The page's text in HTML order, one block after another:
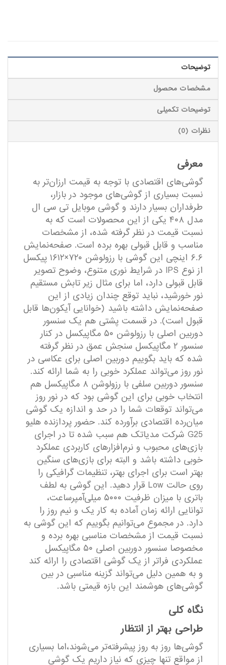
توضیحات
مشخصات محصول
توضیحات تکمیلی
نظرات (0)
معرفی
گوشی‌های اقتصادی با توجه به قیمت ارزان‌تر به
نسبت بسیاری از گوشی‌های موجود در بازار،
طرفداران بسیار دارند و گوشی موبایل تی سی ال
مدل ۴۰۸ یکی از این محصولات است که به
نسبت قیمت در نظر گرفته شده، از مشخصات
مناسب و قابل قبولی بهره برده است. صفحه‌نمایش
۶.۶ اینچی این گوشی با رزولوشن ۷۲۰×۱۶۱۲ پیکسل
از نوع IPS در شرایط نوری متنوع، وضوح تصویر
قابل قبولی دارد، اما برای مثال زیر تابش مستقیم
نور خورشید، نباید توقع چندان زیادی از این
صفحه‌نمایش داشته باشید (خوانایی آیکون‌ها قابل
قبول است). در قسمت پشتی هم یک سنسور
دوربین اصلی با رزولوشن ۵۰ مگاپیکسل در کنار
سنسور ۲ مگاپیکسل سنجش عمق در نظر گرفته
شده که باید بگوییم دوربین اصلی برای عکاسی در
نور روز می‌تواند عملکرد خوبی را به شما ارائه کند.
سنسور دوربین سلفی با رزولوشن ۸ مگاپیکسل هم
انتخاب خوبی برای این گوشی بود که در نور روز
می‌تواند توقعات شما را در حد و اندازه یک گوشی
میان‌رده اقتصادی بر‌آورده کند. حضور پردازنده هلیو
G25 شرکت مدیاتک هم سبب شده تا در اجرای
بازی‌های محبوب و نرم‌افزار‌های کاربردی عملکرد
خوبی داشته باشد و البته برای بازی‌های سنگین
بهتر است برای اجرای بهتر، تنظیمات گرافیکی را
روی حالت Low قرار دهید. این گوشی به لطف
باتری با میزان ظرفیت ۵۰۰۰ میلی‌آمپر‌ساعت،
توانایی ارائه زمان آماده به کار یک و نیم روز را
دارد. در مجموع می‌توانیم بگوییم که این گوشی به
نسبت قیمت از مشخصات مناسبی بهره برده و
مخصوصا سنسور دوربین اصلی ۵۰ مگاپیکسل
عملکردی فراتر از یک گوشی اقتصادی را ارائه کند
و به همین دلیل می‌تواند گزینه مناسبی در بین
گوشی‌های هوشمند این بازه قیمتی باشد.
نگاه کلی
طراحی بهتر از انتظار
گوشی‌ها روز به روز پیشرفته‌تر می‌شوند،‌اما بسیاری
از مواقع تنها چیزی که نیاز داریم یک گوشی